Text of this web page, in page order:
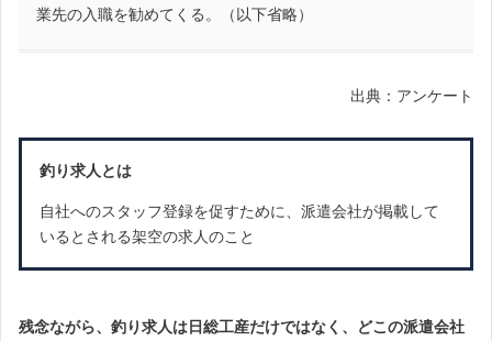
業先の入職を勧めてくる。（以下省略）
出典：アンケート
釣り求人とは
自社へのスタッフ登録を促すために、派遣会社が掲載して
いるとされる架空の求人のこと
残念ながら、釣り求人は日総工産だけではなく、どこの派遣会社